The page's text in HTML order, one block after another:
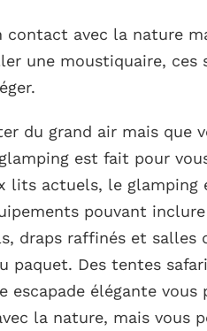
contact avec la nature
une moustiquaire, ces
du grand air mais que
est fait pour
lits actuels, le glamping
pouvant
draps raffinés et salles
paquet. Des tentes
escapade élégante vous
la nature, mais vous